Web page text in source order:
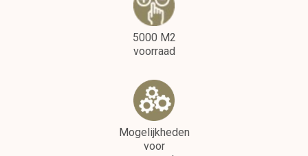
5000 M2
voorraad
Mogelijkheden
voor